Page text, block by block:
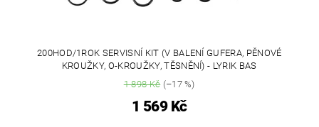
200HOD/1ROK SERVISNÍ KIT (V BALENÍ GUFERA, PĚNOVÉ
KROUŽKY, O-KROUŽKY, TĚSNĚNÍ) - LYRIK BAS
1 898 Kč(–17 %)
1 569 Kč